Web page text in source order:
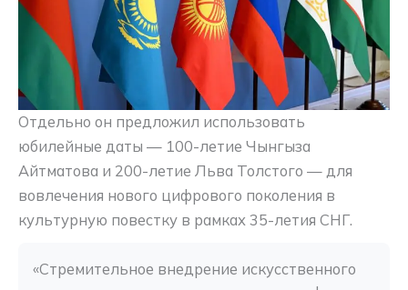
Отдельно он предложил использовать
юбилейные даты — 100-летие Чынгыза
Айтматова и 200-летие Льва Толстого — для
вовлечения нового цифрового поколения в
культурную повестку в рамках 35-летия СНГ.
«Стремительное внедрение искусственного